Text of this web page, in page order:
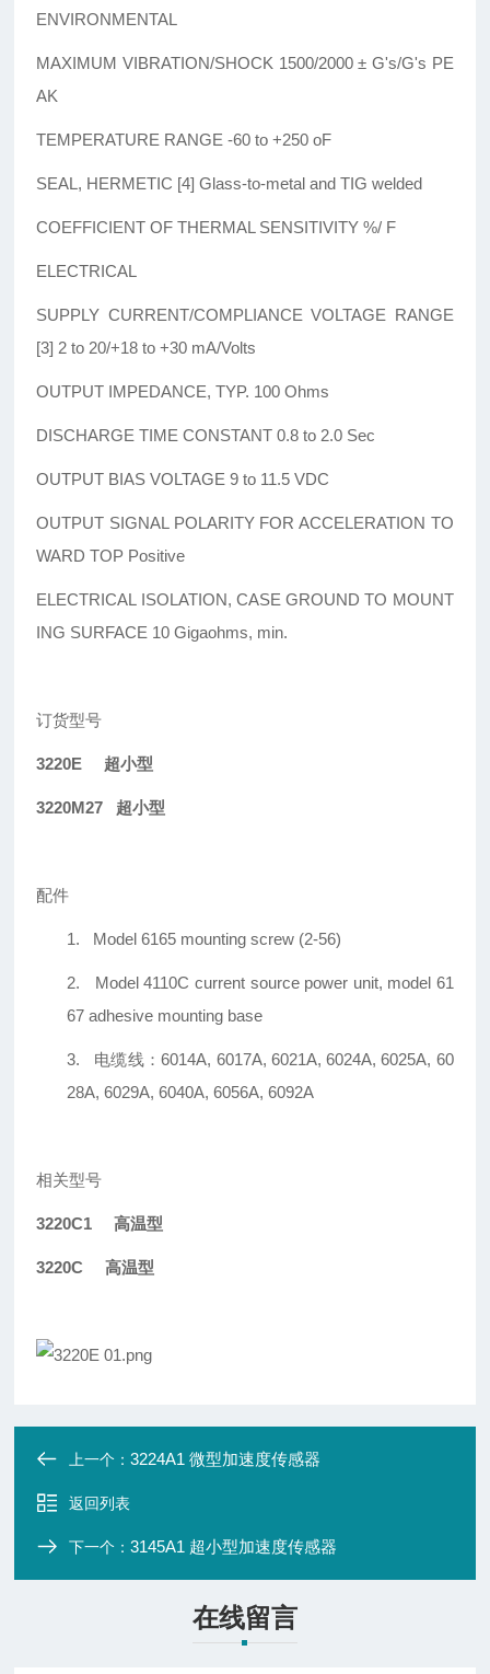
ENVIRONMENTAL
MAXIMUM VIBRATION/SHOCK 1500/2000 ± G's/G's PE
AK
TEMPERATURE RANGE -60 to +250 oF
SEAL, HERMETIC [4] Glass-to-metal and TIG welded
COEFFICIENT OF THERMAL SENSITIVITY %/ F
ELECTRICAL
SUPPLY CURRENT/COMPLIANCE VOLTAGE RANGE
[3] 2 to 20/+18 to +30 mA/Volts
OUTPUT IMPEDANCE, TYP. 100 Ohms
DISCHARGE TIME CONSTANT 0.8 to 2.0 Sec
OUTPUT BIAS VOLTAGE 9 to 11.5 VDC
OUTPUT SIGNAL POLARITY FOR ACCELERATION TO
WARD TOP Positive
ELECTRICAL ISOLATION, CASE GROUND TO MOUNT
ING SURFACE 10 Gigaohms, min.
订货型号
3220E 超小型
3220M27 超小型
配件
1. Model 6165 mounting screw (2-56)
2.
Model 4110C current source power unit, model 61
67 adhesive mounting base
3.
电缆线：6014A, 6017A, 6021A, 6024A, 6025A, 60
28A, 6029A, 6040A, 6056A, 6092A
相关型号
3220C1 高温型
3220C 高温型
上一个：3224A1 微型加速度传感器
返回列表
下一个：3145A1 超小型加速度传感器
在线留言